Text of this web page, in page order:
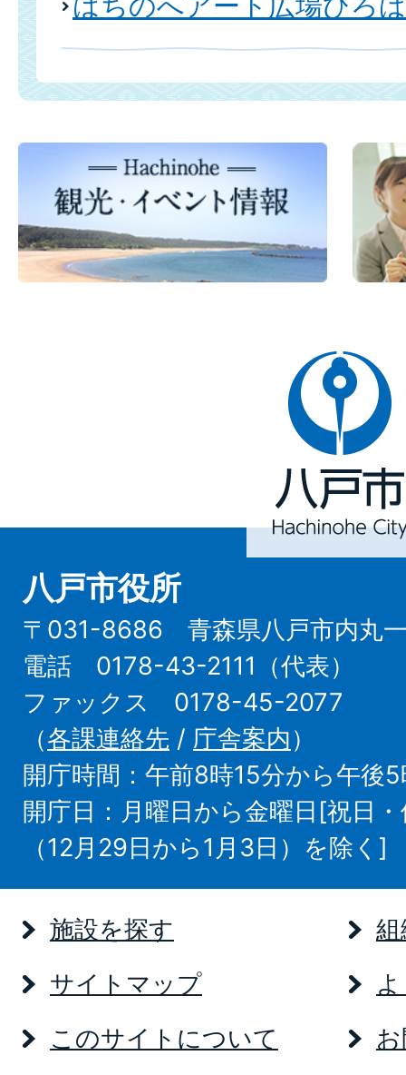
八
戸
Hachinohe
City
八戸市役所
〒031-8686 青森県八戸市内丸一
電話 0178-43-2111（代表）
ファックス 0178-45-2077
（各課連絡先 / 庁舎案内）
開庁時間：午前8時15分から午後
開庁日：月曜日から金曜日[祝日
（12月29日から1月3日）を除く]
施設を探す
サイトマップ
このサイトについて